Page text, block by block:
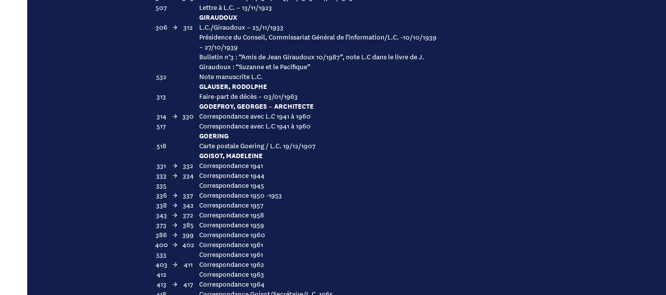
507
Lettre à L.C. – 13/11/1923
GIRAUDOUX
306 → 312
L.C./Giraudoux – 25/11/1933
Présidence du Conseil, Commissariat Général de l’information/L.C. -10/10/1939
– 27/10/1939
Bulletin n°3 : “Amis de Jean Giraudoux 10/1987”, note L.C dans le livre de J.
Giraudoux : “Suzanne et le Pacifique”
532
Note manuscrite L.C.
GLAUSER, RODOLPHE
313 Faire-part de décès – 03/01/1963
GODEFROY, GEORGES – ARCHITECTE
314 → 330 Correspondance avec L.C 1941 à 1960
517
Correspondance avec L.C 1941 à 1960
GOERING
518 Carte postale Goering / L.C. 19/12/1907
GOISOT, MADELEINE
331 → 332 Correspondance 1941
333
→ 334 Correspondance 1944
335
Correspondance 1945
336 → 337 Correspondance 1950 -1953
338 → 342 Correspondance 1957
343 → 372 Correspondance 1958
373
→ 385 Correspondance 1959
386 → 399 Correspondance 1960
400 → 402 Correspondance 1961
533
Correspondance 1961
403 → 411
Correspondance 1962
412
Correspondance 1963
413
→ 417
Correspondance 1964